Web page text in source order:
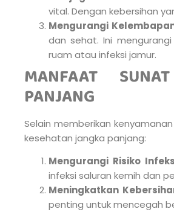
vital. Dengan kebersihan
Mengurangi
dan sehat. Ini
ruam atau infeksi jamur.
MANFAAT
PANJANG
Selain memberikan
kesehatan jangka panjang:
Mengurangi Risiko
infeksi saluran kemih dan
Meningkatkan
penting untuk mencegah